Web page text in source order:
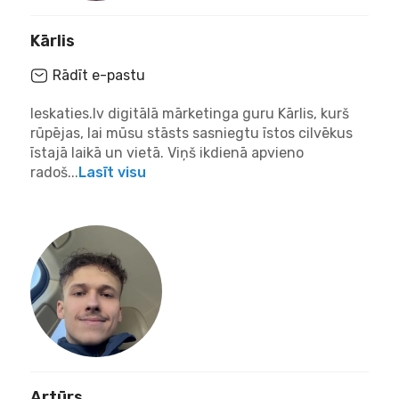
Kārlis
Rādīt e-pastu
Ieskaties.lv digitālā mārketinga guru Kārlis, kurš
rūpējas, lai mūsu stāsts sasniegtu īstos cilvēkus
īstajā laikā un vietā. Viņš ikdienā apvieno
radoš...Lasīt visu